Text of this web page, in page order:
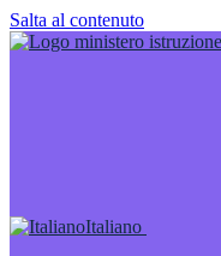
Salta al contenuto
Italiano